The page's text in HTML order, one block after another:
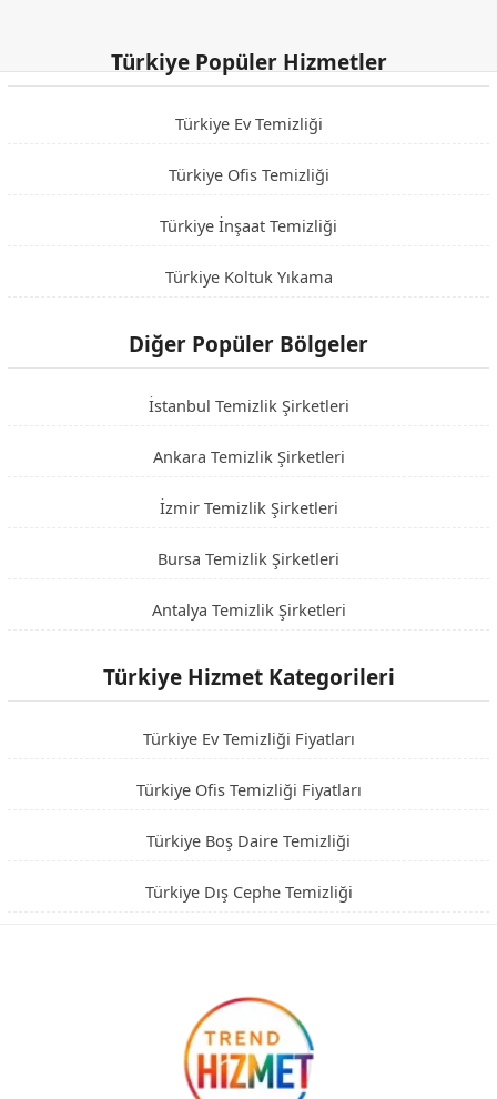
Türkiye Popüler Hizmetler
Türkiye Ev Temizliği
Türkiye Ofis Temizliği
Türkiye İnşaat Temizliği
Türkiye Koltuk Yıkama
Diğer Popüler Bölgeler
İstanbul Temizlik Şirketleri
Ankara Temizlik Şirketleri
İzmir Temizlik Şirketleri
Bursa Temizlik Şirketleri
Antalya Temizlik Şirketleri
Türkiye Hizmet Kategorileri
Türkiye Ev Temizliği Fiyatları
Türkiye Ofis Temizliği Fiyatları
Türkiye Boş Daire Temizliği
Türkiye Dış Cephe Temizliği